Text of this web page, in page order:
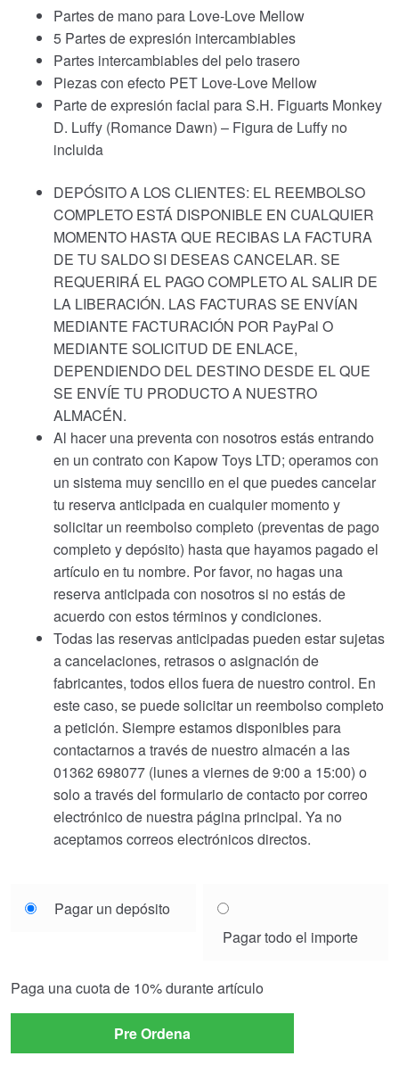
Partes de mano para Love-Love Mellow
5 Partes de expresión intercambiables
Partes intercambiables del pelo trasero
Piezas con efecto PET Love-Love Mellow
Parte de expresión facial para S.H. Figuarts Monkey
D. Luffy (Romance Dawn) – Figura de Luffy no
incluida
DEPÓSITO A LOS CLIENTES: EL REEMBOLSO
COMPLETO ESTÁ DISPONIBLE EN CUALQUIER
MOMENTO HASTA QUE RECIBAS LA FACTURA
DE TU SALDO SI DESEAS CANCELAR. SE
REQUERIRÁ EL PAGO COMPLETO AL SALIR DE
LA LIBERACIÓN. LAS FACTURAS SE ENVÍAN
MEDIANTE FACTURACIÓN POR PayPal O
MEDIANTE SOLICITUD DE ENLACE,
DEPENDIENDO DEL DESTINO DESDE EL QUE
SE ENVÍE TU PRODUCTO A NUESTRO
ALMACÉN.
Al hacer una preventa con nosotros estás entrando
en un contrato con Kapow Toys LTD; operamos con
un sistema muy sencillo en el que puedes cancelar
tu reserva anticipada en cualquier momento y
solicitar un reembolso completo (preventas de pago
completo y depósito) hasta que hayamos pagado el
artículo en tu nombre. Por favor, no hagas una
reserva anticipada con nosotros si no estás de
acuerdo con estos términos y condiciones.
Todas las reservas anticipadas pueden estar sujetas
a cancelaciones, retrasos o asignación de
fabricantes, todos ellos fuera de nuestro control. En
este caso, se puede solicitar un reembolso completo
a petición. Siempre estamos disponibles para
contactarnos a través de nuestro almacén a las
01362 698077 (lunes a viernes de 9:00 a 15:00) o
solo a través del formulario de contacto por correo
electrónico de nuestra página principal. Ya no
aceptamos correos electrónicos directos.
your
Pagar un depósito
Pagar todo el importe
Paga una cuota de 10%durante artículo
Pre Ordena